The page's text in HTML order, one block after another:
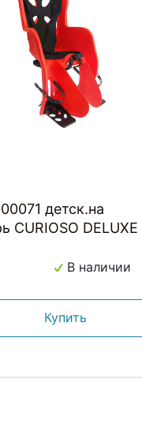
детск.на
CURIOSO DELUXE
В наличии
Купить